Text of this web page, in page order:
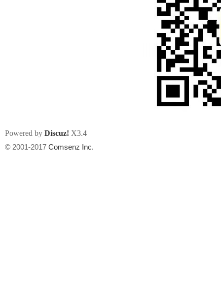
州
Powered by Discuz! X3.4
© 2001-2017 Comsenz Inc.